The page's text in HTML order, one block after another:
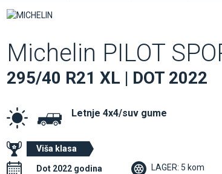
Michelin PILOT
295/40 R21 XL | DOT 2022
Letnje 4x4/suv gume
Viša klasa
Dot 2022 godina LAGER: 5 kom